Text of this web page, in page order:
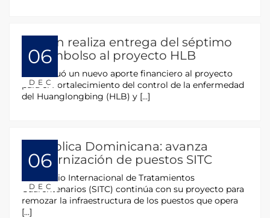
06
DEC
Taiwán realiza entrega del séptimo
desembolso al proyecto HLB
Se efectuó un nuevo aporte financiero al proyecto
para el Fortalecimiento del control de la enfermedad
del Huanglongbing (HLB) y […]
06
DEC
República Dominicana: avanza
modernización de puestos SITC
El Servicio Internacional de Tratamientos
Cuarentenarios (SITC) continúa con su proyecto para
remozar la infraestructura de los puestos que opera
[…]